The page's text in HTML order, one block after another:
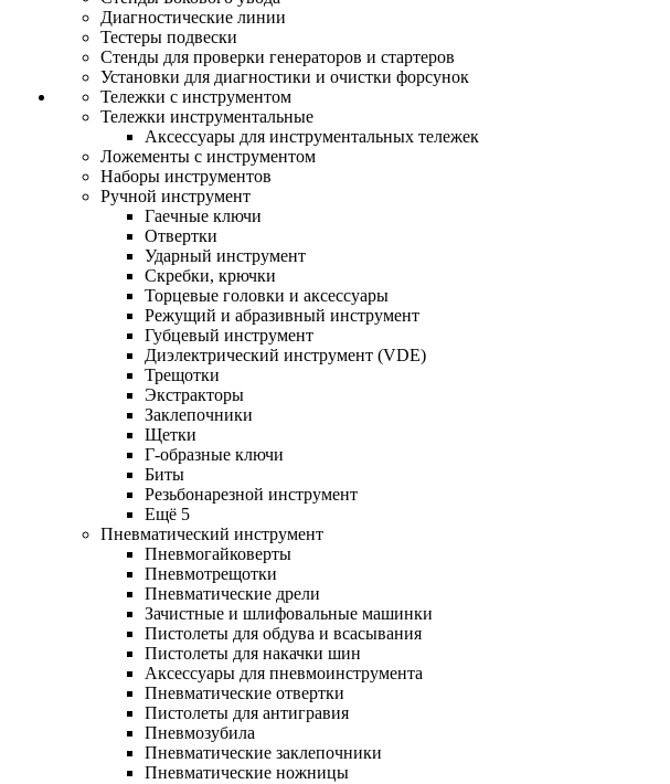
Диагностические линии
Тестеры подвески
Стенды для проверки генераторов и стартеров
Установки для диагностики и очистки форсунок
Тележки с инструментом
Тележки инструментальные
Аксессуары для инструментальных тележек
Ложементы с инструментом
Наборы инструментов
Ручной инструмент
Гаечные ключи
Отвертки
Ударный инструмент
Скребки, крючки
Торцевые головки и аксессуары
Режущий и абразивный инструмент
Губцевый инструмент
Диэлектрический инструмент (VDE)
Трещотки
Экстракторы
Заклепочники
Щетки
Г-образные ключи
Биты
Резьбонарезной инструмент
Ещё 5
Пневматический инструмент
Пневмогайковерты
Пневмотрещотки
Пневматические дрели
Зачистные и шлифовальные машинки
Пистолеты для обдува и всасывания
Пистолеты для накачки шин
Аксессуары для пневмоинструмента
Пневматические отвертки
Пистолеты для антигравия
Пневмозубила
Пневматические заклепочники
Пневматические ножницы